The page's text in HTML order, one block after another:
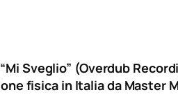
Sveglio” (Overdub
fisica in Italia da Master